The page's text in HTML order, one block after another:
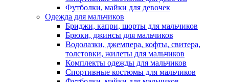
Футболки, майки для девочек
Одежда для мальчиков
Бриджи, капри, шорты для мальчиков
Брюки, джинсы для мальчиков
Водолазки, джемпера, кофты, свитера,
толстовки, жилеты для мальчиков
Комплекты одежды для мальчиков
Спортивные костюмы для мальчиков